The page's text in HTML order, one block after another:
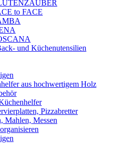
to FACE
und Küchenutensilien
aus hochwertigem Holz
Pizzabretter
Mahlen, Messen